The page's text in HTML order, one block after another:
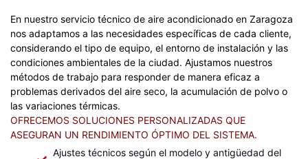
En nuestro servicio técnico de aire acondicionado en Zaragoza
nos adaptamos a las necesidades específicas de cada cliente,
considerando el tipo de equipo, el entorno de instalación y las
condiciones ambientales de la ciudad. Ajustamos nuestros
métodos de trabajo para responder de manera eficaz a
problemas derivados del aire seco, la acumulación de polvo o
las variaciones térmicas.
OFRECEMOS SOLUCIONES PERSONALIZADAS QUE
ASEGURAN UN RENDIMIENTO ÓPTIMO DEL SISTEMA.
Ajustes técnicos según el modelo y antigüedad del